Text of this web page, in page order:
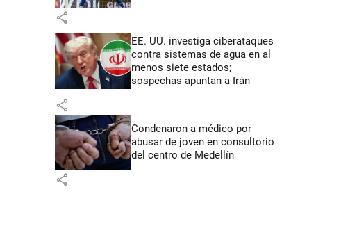
share
EE. UU. investiga ciberataques
contra sistemas de agua en al
menos siete estados;
sospechas apuntan a Irán
share
Condenaron a médico por
abusar de joven en consultorio
del centro de Medellín
share